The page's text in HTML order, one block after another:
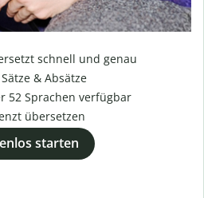
schnell und genau
& Absätze
52 Sprachen verfügbar
übersetzen
starten